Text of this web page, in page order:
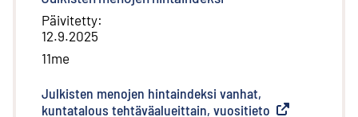
Päivitetty:
12.9.2025
11me
Julkisten menojen hintaindeksi vanhat,
kuntatalous tehtäväalueittain, vuositieto Ulkoinen linkki